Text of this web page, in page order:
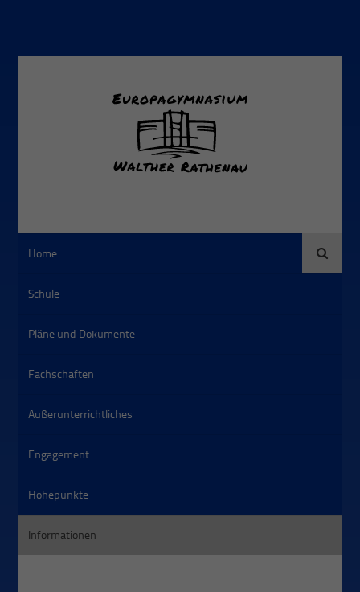
Home
Schule
Pläne und Dokumente
Fachschaften
Außerunterrichtliches
Engagement
Höhepunkte
Informationen
Suche